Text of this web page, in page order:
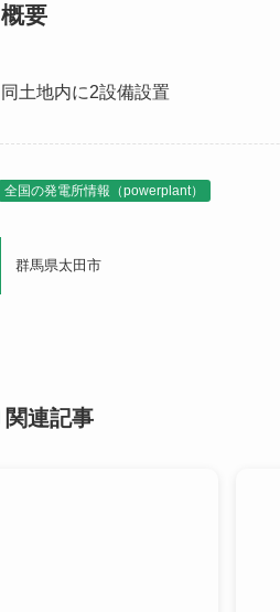
概要
同土地内に2設備設置
全国の発電所情報（powerplant）
群馬県太田市
関連記事